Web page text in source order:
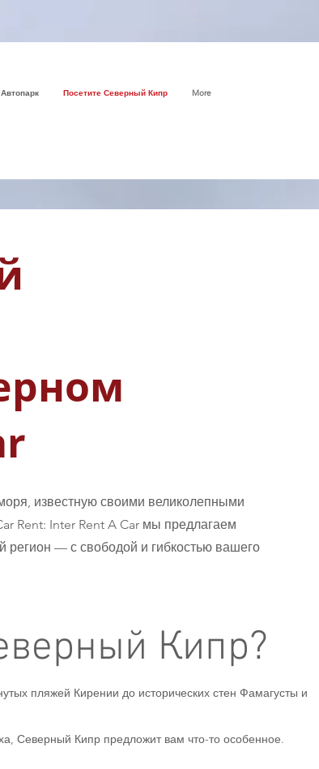
Автопарк Посетите Северный Кипр More
известную своими великолепными
Rent: Inter Rent A Car мы предлагаем
регион — с свободой и гибкостью вашего
Кипр?
пляжей Кирении до исторических стен Фамагусты и
Северный Кипр предложит вам что-то особенное.